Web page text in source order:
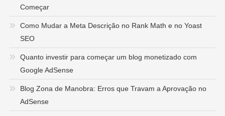
Começar
Como Mudar a Meta Descrição no Rank Math e no Yoast
SEO
Quanto investir para começar um blog monetizado com
Google AdSense
Blog Zona de Manobra: Erros que Travam a Aprovação no
AdSense